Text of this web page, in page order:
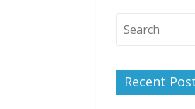
Recent